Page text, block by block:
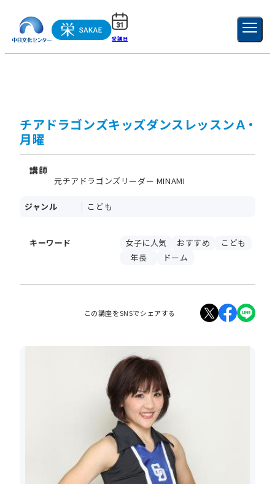
受講日 新規登録
チアドラゴンズキッズダンスレッスンＡ・
月曜
講師
元チアドラゴンズリーダー MINAMI
ジャンル こども
キーワード 女子に人気 おすすめ
こども
年長
ドーム
この講座をSNSでシェアする